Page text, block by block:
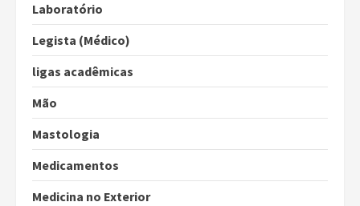
Laboratório
Legista (Médico)
ligas acadêmicas
Mão
Mastologia
Medicamentos
Medicina no Exterior